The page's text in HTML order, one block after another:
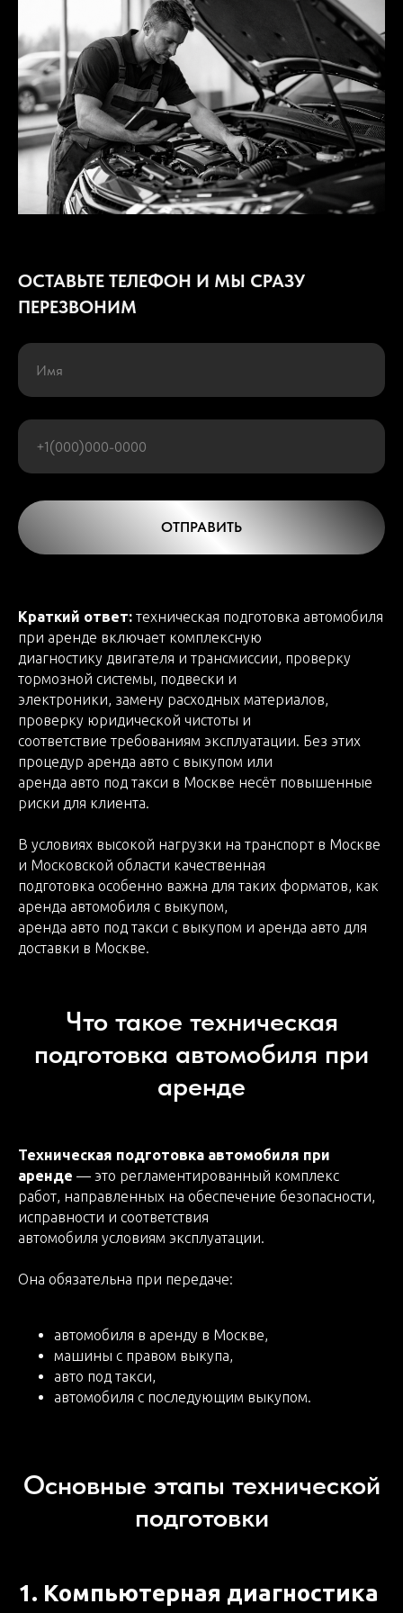
ОСТАВЬТЕ ТЕЛЕФОН И МЫ СРАЗУ
ПЕРЕЗВОНИМ
ОТПРАВИТЬ
Краткий ответ: техническая подготовка автомобиля
при аренде включает комплексную
диагностику двигателя и трансмиссии, проверку
тормозной системы, подвески и
электроники, замену расходных материалов,
проверку юридической чистоты и
соответствие требованиям эксплуатации. Без этих
процедур аренда авто с выкупом или
аренда авто под такси в Москве несёт повышенные
риски для клиента.
В условиях высокой нагрузки на транспорт в Москве
и Московской области качественная
подготовка особенно важна для таких форматов, как
аренда автомобиля с выкупом,
аренда авто под такси с выкупом и аренда авто для
доставки в Москве.
Что такое техническая
подготовка автомобиля при
аренде
Техническая подготовка автомобиля при
аренде — это регламентированный комплекс
работ, направленных на обеспечение безопасности,
исправности и соответствия
автомобиля условиям эксплуатации.
Она обязательна при передаче:
автомобиля в аренду в Москве,
машины с правом выкупа,
авто под такси,
автомобиля с последующим выкупом.
Основные этапы технической
подготовки
1. Компьютерная диагностика